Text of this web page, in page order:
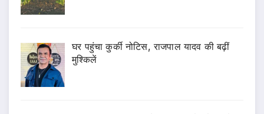
घर पहुंचा कुर्की नोटिस, राजपाल यादव की बढ़ीं
मुश्किलें